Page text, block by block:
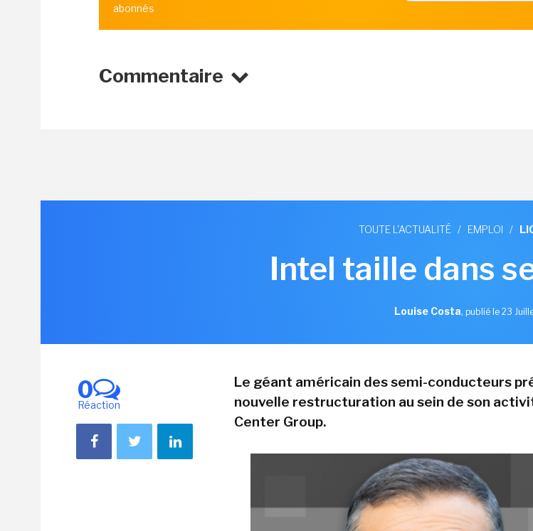
abonnés
Commentaire
TOUTE L'ACTUALITÉ / EMPLOI /
Intel taille dans
Louise Costa, publié le 23
0
Réaction
Le géant américain des semi-conducteurs
nouvelle restructuration au sein de son
Center Group.